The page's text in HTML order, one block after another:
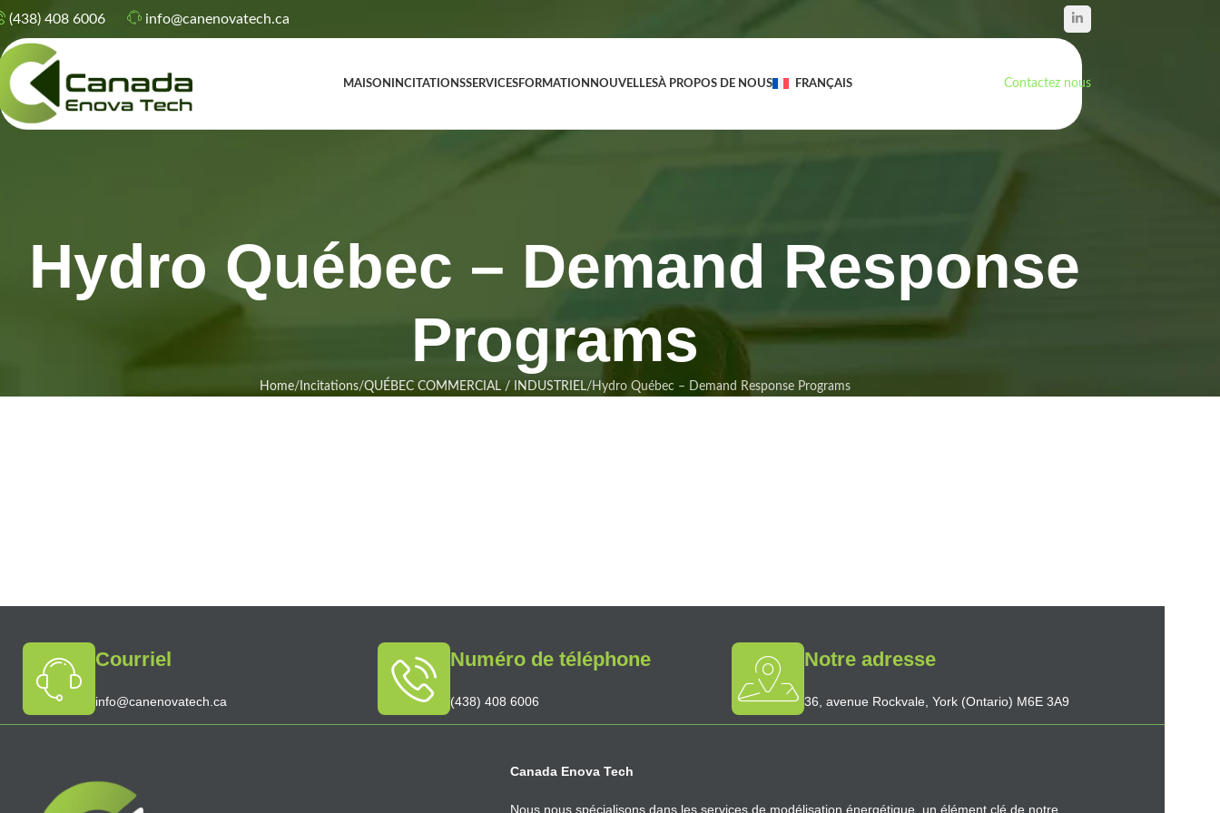
(438) 408 6006 info@canenovatech.ca
MAISON INCITATIONSSERVICESFORMATION NOUVELLESÀ PROPOS DE NOUS FRANÇAIS Contactez nous
Hydro Québec – Demand Response
Programs
Home Incitations QUÉBEC COMMERCIAL / INDUSTRIEL Hydro Québec – Demand Response Programs
Courriel
info@canenovatech.ca
Numéro de téléphone
(438) 408 6006
Notre adresse
36, avenue Rockvale, York (Ontario) M6E 3A9
Canada Enova Tech
Nous nous spécialisons dans les services de modélisation énergétique, un élément clé de notre